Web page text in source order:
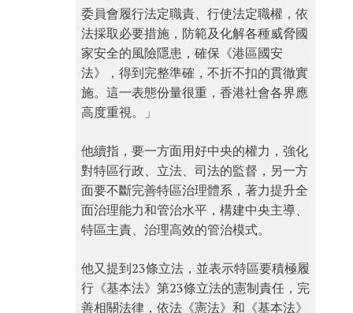
委員會履行法定職責、行使法定職權，依
法採取必要措施，防範及化解各種威脅國
家安全的風險隱患，確保《港區國安
法》，得到完整準確，不折不扣的貫徹實
施。這一表態份量很重，香港社會各界應
高度重視。」
他續指，要一方面用好中央的權力，強化
對特區行政、立法、司法的監督，另一方
面要不斷完善特區治理體系，著力提升全
面治理能力和管治水平，構建中央主導、
特區主責、治理高效的管治模式。
他又提到23條立法，並表示特區要積極履
行《基本法》第23條立法的憲制責任，完
善相關法律，依法《憲法》和《基本法》